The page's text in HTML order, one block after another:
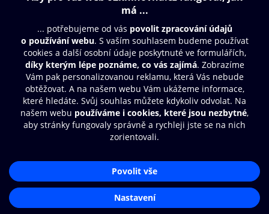
Obsah ke stažení
Moje O2 Knihovna
Další zábava
© O2 Czech Republic a.s.
Zásady zpracování osobních údajůAplikace O2 Knihovna
Čti a poslouchej své e-knihy a
audioknihy rychleji a pohodlněji.